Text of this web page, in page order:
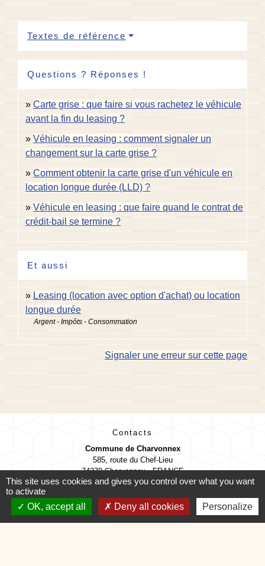
Textes de référence
Questions ? Réponses !
Carte grise : que faire si vous rachetez le véhicule
avant la fin du leasing ?
Véhicule en leasing : comment signaler un
changement sur la carte grise ?
Comment obtenir la carte grise d'un véhicule en
location longue durée (LLD) ?
Véhicule en leasing : que faire quand le contrat de
crédit-bail se termine ?
Et aussi
Leasing (location avec option d'achat) ou location
longue durée
Argent - Impôts - Consommation
Signaler une erreur sur cette page
Contacts
Commune de Charvonnex
585, route du Chef-Lieu
74370 Charvonnex - FRANCE
+33 4 50 60 32 48
Contact par formulaire
This site uses cookies and gives you control over what you want
to activate
OK, accept all
Deny all cookies Personalize